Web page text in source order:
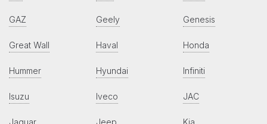
GAZ Geely Genesis
Great Wall Haval Honda
Hummer Hyundai Infiniti
Isuzu Iveco JAC
Jaguar Jeep Kia